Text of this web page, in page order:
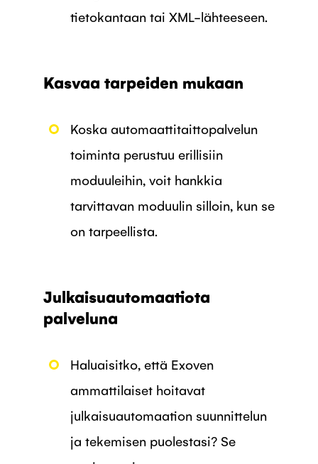
tietokantaan tai XML-lähteeseen.
Kasvaa tarpeiden mukaan
Koska automaattitaittopalvelun
toiminta perustuu erillisiin
moduuleihin, voit hankkia
tarvittavan moduulin silloin, kun se
on tarpeellista.
Julkaisuautomaatiota
palveluna
Haluaisitko, että Exoven
ammattilaiset hoitavat
julkaisuautomaation suunnittelun
ja tekemisen puolestasi? Se